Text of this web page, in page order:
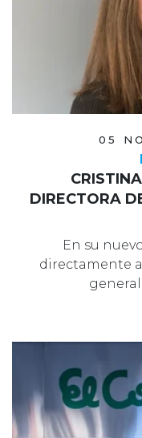
05
DIRECTORA
En su
directamente